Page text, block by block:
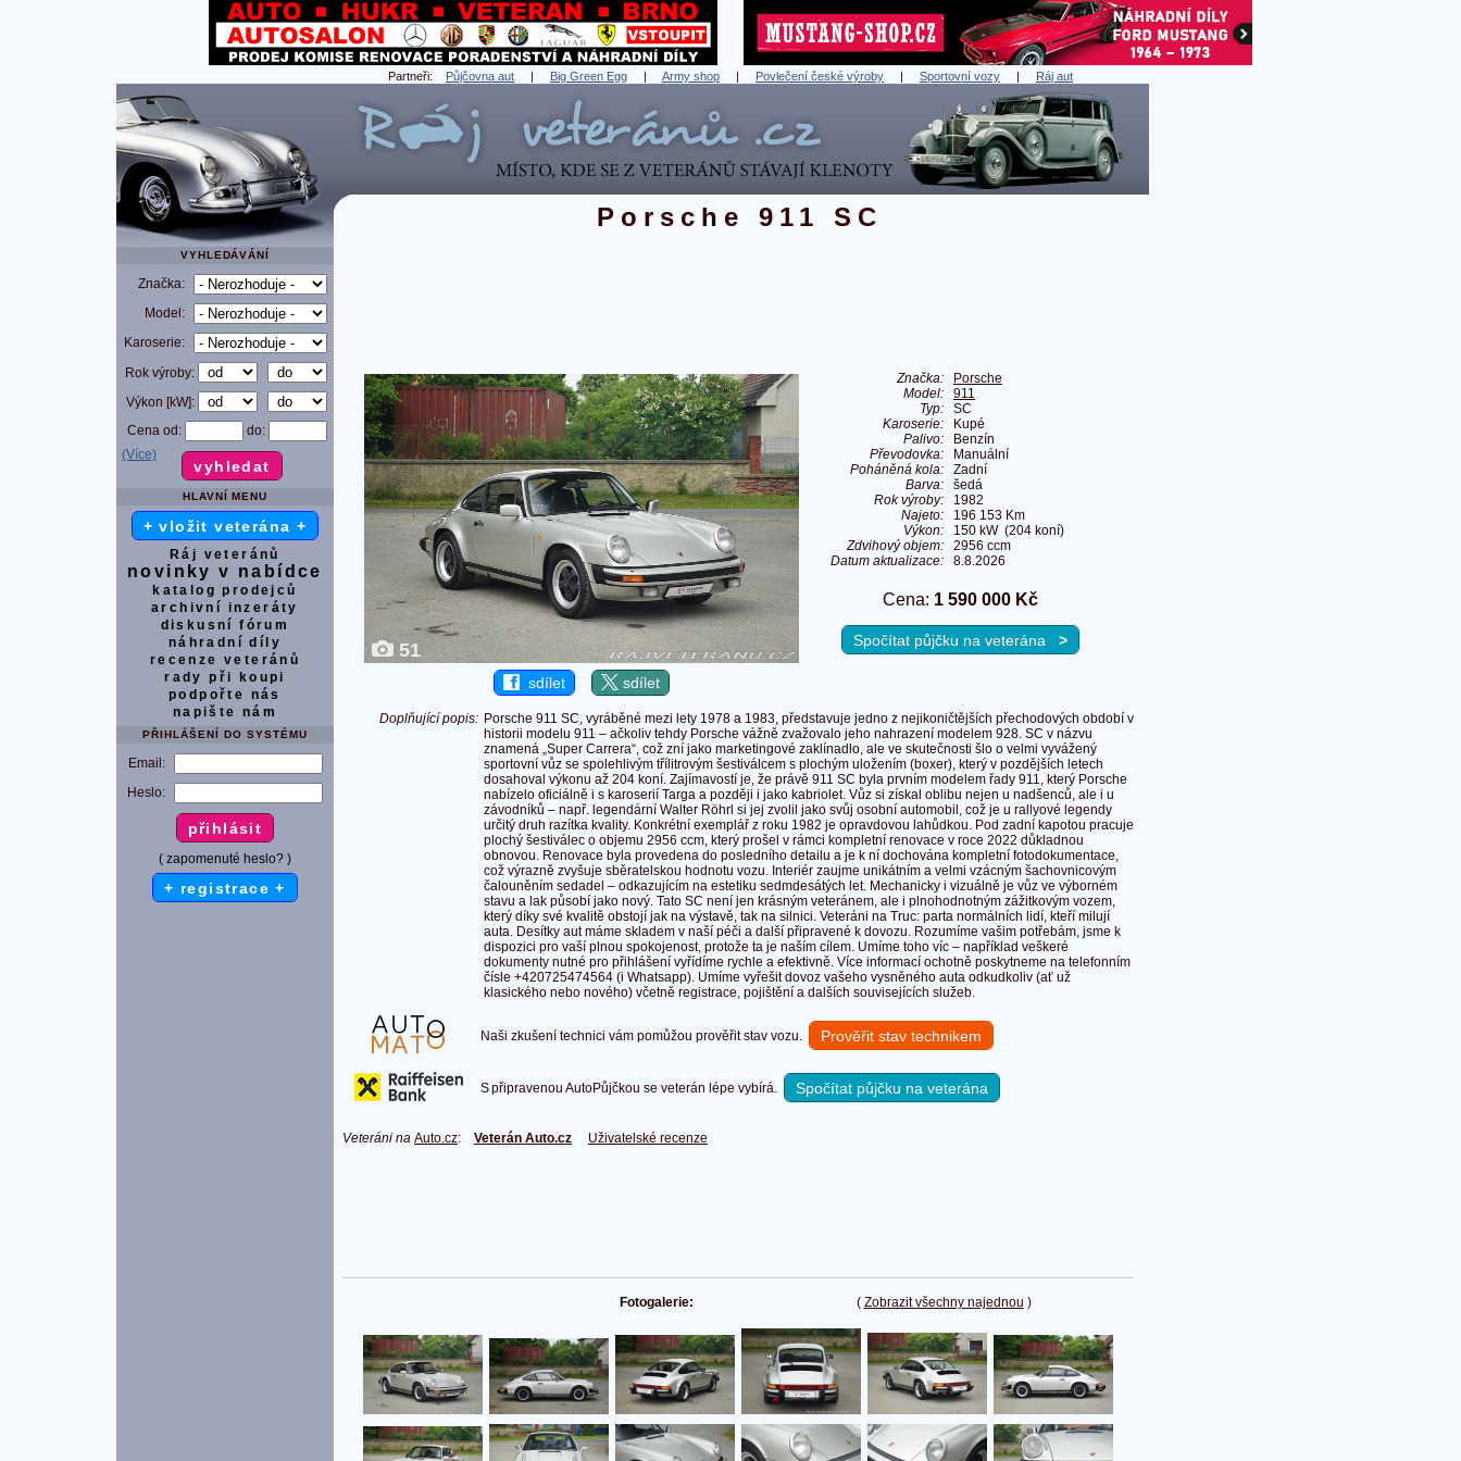
Partneři: Půjčovna aut | Big Green Egg | Army shop | Povlečení české výroby | Sportovní vozy | Ráj aut
Porsche 911 SC
VYHLEDÁVÁNÍ
Značka:
Model:
Karoserie:
Rok výroby:
Výkon [kW]:
Cena od:
do:
(Více)
HLAVNÍ MENU
+ vložit veterána +
Ráj veteránů
novinky v nabídce
katalog prodejců
archivní inzeráty
diskusní fórum
náhradní díly
recenze veteránů
rady při koupi
podpořte nás
napište nám
PŘIHLÁŠENÍ DO SYSTÉMU
Email:
Heslo:
( zapomenuté heslo? )
+ registrace +
51
sdílet sdílet
Značka:
Porsche
Model:
911
Typ:
SC
Karoserie:
Kupé
Palivo:
Benzín
Převodovka:
Manuální
Poháněná kola:
Zadní
Barva:
šedá
Rok výroby:
1982
Najeto:
196 153 Km
Výkon:
150 kW (204 koní)
Zdvihový objem:
2956 ccm
Datum aktualizace:
8.8.2026
Cena: 1 590 000 Kč
Spočítat půjčku na veterána >
Doplňující popis: Porsche 911 SC, vyráběné mezi lety 1978 a 1983, představuje jedno z nejikoničtějších přechodových období v
historii modelu 911 – ačkoliv tehdy Porsche vážně zvažovalo jeho nahrazení modelem 928. SC v názvu
znamená „Super Carrera“, což zní jako marketingové zaklínadlo, ale ve skutečnosti šlo o velmi vyvážený
sportovní vůz se spolehlivým třílitrovým šestiválcem s plochým uložením (boxer), který v pozdějších letech
dosahoval výkonu až 204 koní. Zajímavostí je, že právě 911 SC byla prvním modelem řady 911, který Porsche
nabízelo oficiálně i s karoserií Targa a později i jako kabriolet. Vůz si získal oblibu nejen u nadšenců, ale i u
závodníků – např. legendární Walter Röhrl si jej zvolil jako svůj osobní automobil, což je u rallyové legendy
určitý druh razítka kvality. Konkrétní exemplář z roku 1982 je opravdovou lahůdkou. Pod zadní kapotou pracuje
plochý šestiválec o objemu 2956 ccm, který prošel v rámci kompletní renovace v roce 2022 důkladnou
obnovou. Renovace byla provedena do posledního detailu a je k ní dochována kompletní fotodokumentace,
což výrazně zvyšuje sběratelskou hodnotu vozu. Interiér zaujme unikátním a velmi vzácným šachovnicovým
čalouněním sedadel – odkazujícím na estetiku sedmdesátých let. Mechanicky i vizuálně je vůz ve výborném
stavu a lak působí jako nový. Tato SC není jen krásným veteránem, ale i plnohodnotným zážitkovým vozem,
který díky své kvalitě obstojí jak na výstavě, tak na silnici. Veteráni na Truc: parta normálních lidí, kteří milují
auta. Desítky aut máme skladem v naší péči a další připravené k dovozu. Rozumíme vašim potřebám, jsme k
dispozici pro vaší plnou spokojenost, protože ta je naším cílem. Umíme toho víc – například veškeré
dokumenty nutné pro přihlášení vyřídíme rychle a efektivně. Více informací ochotně poskytneme na telefonním
čísle +420725474564 (i Whatsapp). Umíme vyřešit dovoz vašeho vysněného auta odkudkoliv (ať už
klasického nebo nového) včetně registrace, pojištění a dalších souvisejících služeb.
Naši zkušení technici vám pomůžou prověřit stav vozu. Prověřit stav technikem
S připravenou AutoPůjčkou se veterán lépe vybírá. Spočítat půjčku na veterána
Veteráni na Auto.cz: Veterán Auto.cz Uživatelské recenze
( Zobrazit všechny najednou )
Fotogalerie: